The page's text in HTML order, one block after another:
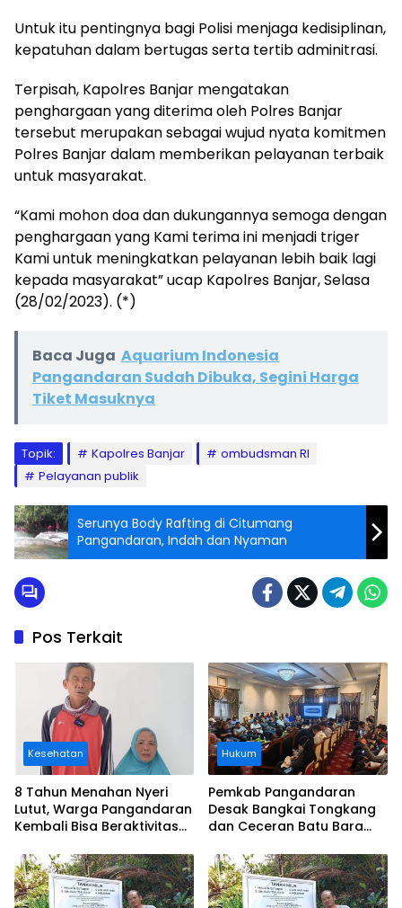
Untuk itu pentingnya bagi Polisi menjaga kedisiplinan,
kepatuhan dalam bertugas serta tertib adminitrasi.
Terpisah, Kapolres Banjar mengatakan
penghargaan yang diterima oleh Polres Banjar
tersebut merupakan sebagai wujud nyata komitmen
Polres Banjar dalam memberikan pelayanan terbaik
untuk masyarakat.
“Kami mohon doa dan dukungannya semoga dengan
penghargaan yang Kami terima ini menjadi triger
Kami untuk meningkatkan pelayanan lebih baik lagi
kepada masyarakat” ucap Kapolres Banjar, Selasa
(28/02/2023). (*)
Baca Juga Aquarium Indonesia
Pangandaran Sudah Dibuka, Segini Harga
Tiket Masuknya
Topik: Kapolres Banjar
ombudsman RI
Pelayanan publik
Serunya Body Rafting di Citumang
Pangandaran, Indah dan Nyaman
Pos Terkait
Kesehatan
8 Tahun Menahan Nyeri
Lutut, Warga Pangandaran
Kembali Bisa Beraktivitas
Ditanggung BPJS
Hukum
Pemkab Pangandaran
Desak Bangkai Tongkang
dan Ceceran Batu Bara
Buruknya Koordinasi
Perusahaan